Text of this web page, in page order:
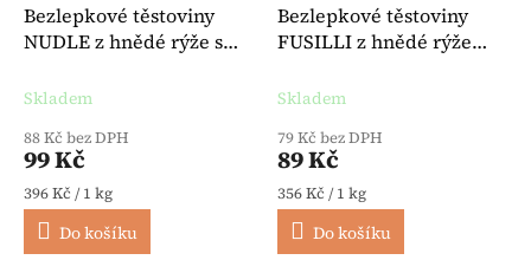
Bezlepkové těstoviny
NUDLE z hnědé rýže s
g - Terra Sana
Skladem
88 Kč bez DPH
99 Kč
Měrná cena:
396 Kč / 1 kg
Do košíku
Bezlepkové těstoviny
FUSILLI z hnědé rýže
Skladem
79 Kč bez DPH
89 Kč
Měrná cena:
356 Kč / 1 kg
Do košíku